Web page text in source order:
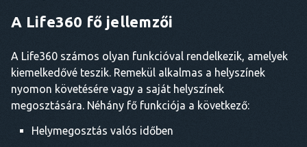
A Life360 fő jellemzői
A Life360 számos olyan funkcióval rendelkezik, amelyek
kiemelkedővé teszik. Remekül alkalmas a helyszínek
nyomon követésére vagy a saját helyszínek
megosztására. Néhány fő funkciója a következő:
Helymegosztás valós időben